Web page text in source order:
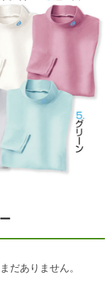
だありません。